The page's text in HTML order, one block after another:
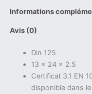
310
Informations
Avis (0)
Din 125
13 x 24 x 2.5
Certificat 3.1 EN
disponible dans